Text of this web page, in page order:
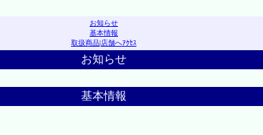
お知らせ
基本情報
取扱商品|店舗へｱｸｾｽ
お知らせ
基本情報